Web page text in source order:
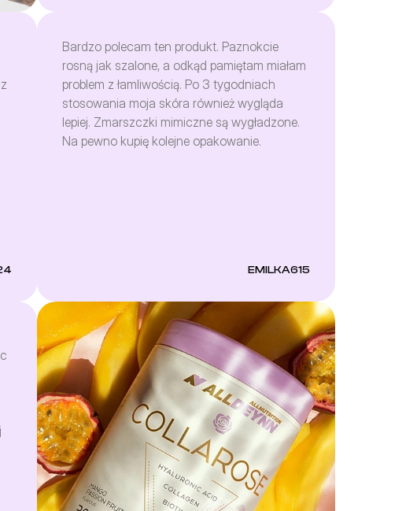
Bardzo polecam ten produkt. Paznokcie
rosną jak szalone, a odkąd pamiętam miałam
problem z łamliwością. Po 3 tygodniach
stosowania moja skóra również wygląda
lepiej. Zmarszczki mimiczne są wygładzone.
Na pewno kupię kolejne opakowanie.
EMILKA615